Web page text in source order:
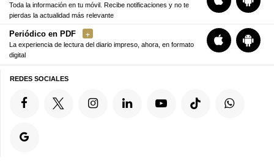
Toda la información en tu móvil. Recibe notificaciones y no te
pierdas la actualidad más relevante
Periódico en PDF
La experiencia de lectura del diario impreso, ahora, en formato
digital
REDES SOCIALES